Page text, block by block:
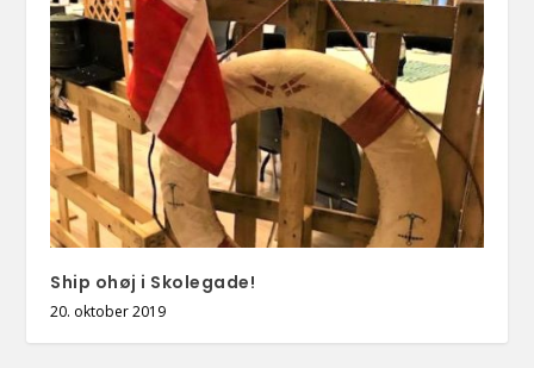
Ship ohøj i Skolegade!
20. oktober 2019